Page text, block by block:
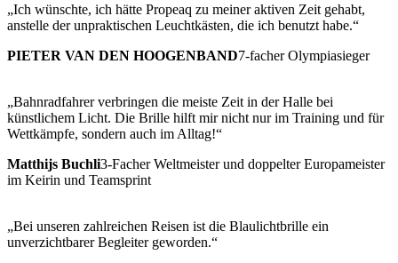
„Ich wünschte, ich hätte Propeaq zu meiner aktiven Zeit gehabt,
anstelle der unpraktischen Leuchtkästen, die ich benutzt habe.“
PIETER VAN DEN HOOGENBAND7-facher Olympiasieger
„Bahnradfahrer verbringen die meiste Zeit in der Halle bei
künstlichem Licht. Die Brille hilft mir nicht nur im Training und für
Wettkämpfe, sondern auch im Alltag!“
Matthijs Buchli3-Facher Weltmeister und doppelter Europameister
im Keirin und Teamsprint
„Bei unseren zahlreichen Reisen ist die Blaulichtbrille ein
unverzichtbarer Begleiter geworden.“